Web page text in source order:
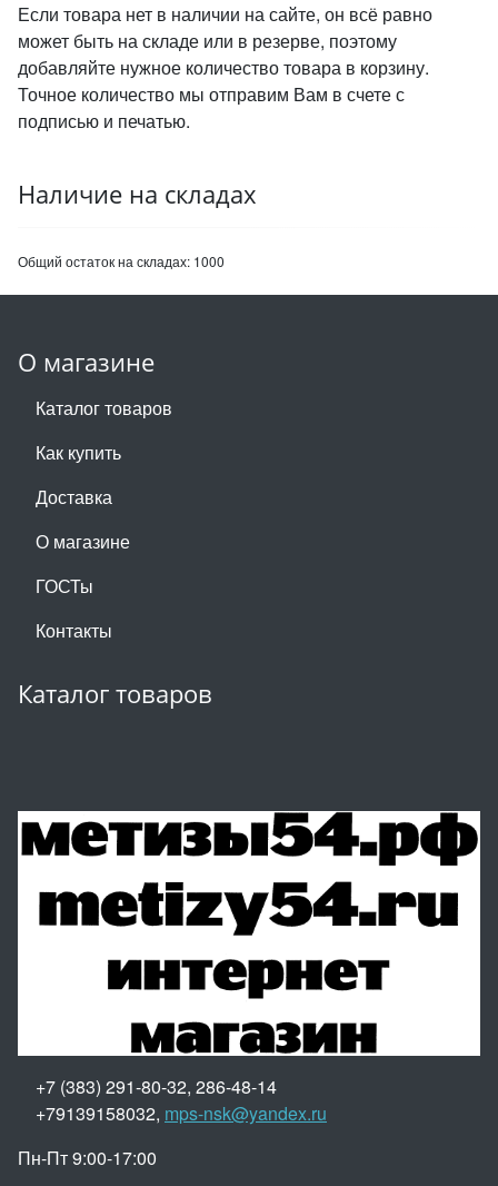
Если товара нет в наличии на сайте, он всё равно
может быть на складе или в резерве, поэтому
добавляйте нужное количество товара в корзину.
Точное количество мы отправим Вам в счете с
подписью и печатью.
Наличие на складах
Общий остаток на складах: 1000
О магазине
Каталог товаров
Как купить
Доставка
О магазине
ГОСТы
Контакты
Каталог товаров
+7 (383) 291-80-32, 286-48-14
+79139158032, mps-nsk@yandex.ru
Пн-Пт 9:00-17:00